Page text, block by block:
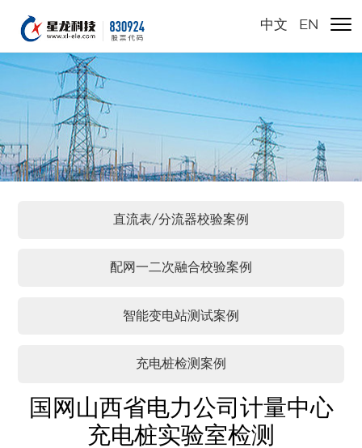
中文 EN
直流表/分流器校验案例
配网一二次融合校验案例
智能变电站测试案例
充电桩检测案例
国网山西省电力公司计量中心
充电桩实验室检测